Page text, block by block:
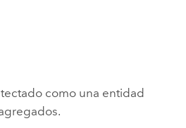
como una entidad